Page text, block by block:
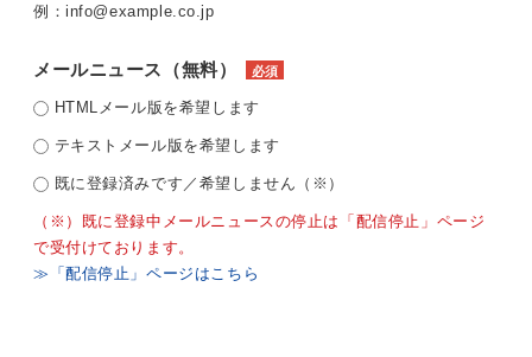
例：info@example.co.jp
メールニュース（無料） 必須
HTMLメール版を希望します
テキストメール版を希望します
既に登録済みです／希望しません（※）
（※）既に登録中メールニュースの停止は「配信停止」ページ
で受付けております。
≫「配信停止」ページはこちら